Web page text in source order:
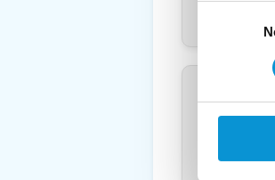
Kopie